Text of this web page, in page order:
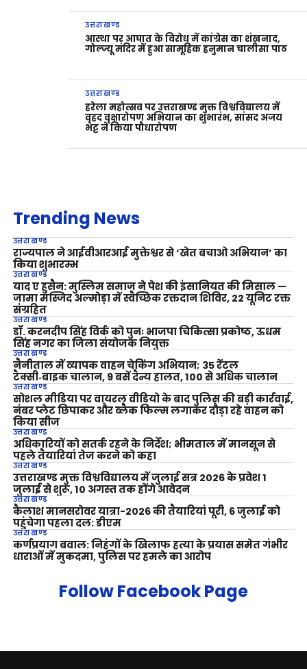
उत्तराखण्ड
आस्था पर आघात के विरोध में कांग्रेस का शंखनाद,
गोल्ज्यू मंदिर में हुआ सामूहिक हनुमान चालीसा पाठ
उत्तराखण्ड
हरेला महोत्सव पर उत्तराखण्ड मुक्त विश्वविद्यालय में
वृहद वृक्षारोपण अभियान का शुभारंभ, सांसद अजय
भट्ट ने किया पौधारोपण
Trending News
उत्तराखण्ड
राज्यपाल ने आईवीआरआई मुक्तेश्वर से ‘खेत बचाओ अभियान’ का
किया शुभारम्भ
उत्तराखण्ड
याद ए हुसैन: मुस्लिम समाज ने पेश की इंसानियत की मिसाल —
जामा मस्जिद अल्मोड़ा में स्वैच्छिक रक्तदान शिविर, 22 यूनिट रक्त
संग्रहित
उत्तराखण्ड
डॉ. करनदीप सिंह विर्क को पुनः भाजपा चिकित्सा प्रकोष्ठ, ऊधम
सिंह नगर का जिला संयोजक नियुक्त
उत्तराखण्ड
नैनीताल में व्यापक वाहन चेकिंग अभियान; 35 रेंटल
टैक्सी‑बाइक चालान, 9 बसें दैन्य हालत, 100 से अधिक चालान
उत्तराखण्ड
सोशल मीडिया पर वायरल वीडियो के बाद पुलिस की बड़ी कार्रवाई,
नंबर प्लेट छिपाकर और ब्लैक फिल्म लगाकर दौड़ा रहे वाहन को
किया सीज
उत्तराखण्ड
अधिकारियों को सतर्क रहने के निर्देश; भीमताल में मानसून से
पहले तैयारियां तेज करने को कहा
उत्तराखण्ड
उत्तराखण्ड मुक्त विश्वविद्यालय में जुलाई सत्र 2026 के प्रवेश 1
जुलाई से शुरू, 10 अगस्त तक होंगे आवेदन
उत्तराखण्ड
कैलाश मानसरोवर यात्रा-2026 की तैयारियां पूरी, 6 जुलाई को
पहुंचेगा पहला दल: डीएम
उत्तराखण्ड
कर्णप्रयाग बवाल: निहंगों के खिलाफ हत्या के प्रयास समेत गंभीर
धाराओं में मुकदमा, पुलिस पर हमले का आरोप
Follow Facebook Page